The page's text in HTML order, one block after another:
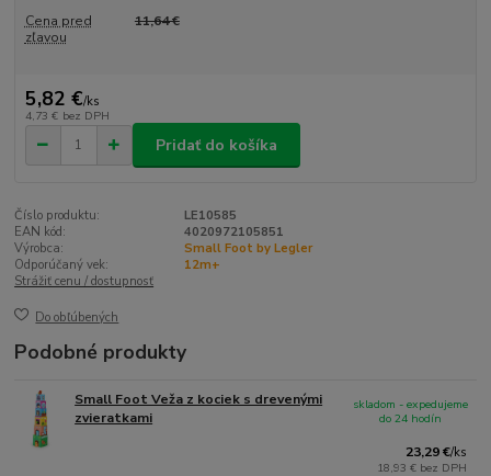
Cena pred
zľavou
11,64 €
5,82 €/ks
4,73 € bez DPH
Pridať do košíka
Číslo produktu:
LE10585
EAN kód:
4020972105851
Výrobca:
Small Foot by Legler
Odporúčaný vek:
12m+
Strážiť cenu / dostupnosť
Do obľúbených
Podobné produkty
Small Foot Veža z kociek s drevenými
zvieratkami
23,29 €/ks
18,93 € bez DPH
skladom - expedujeme
do 24 hodín